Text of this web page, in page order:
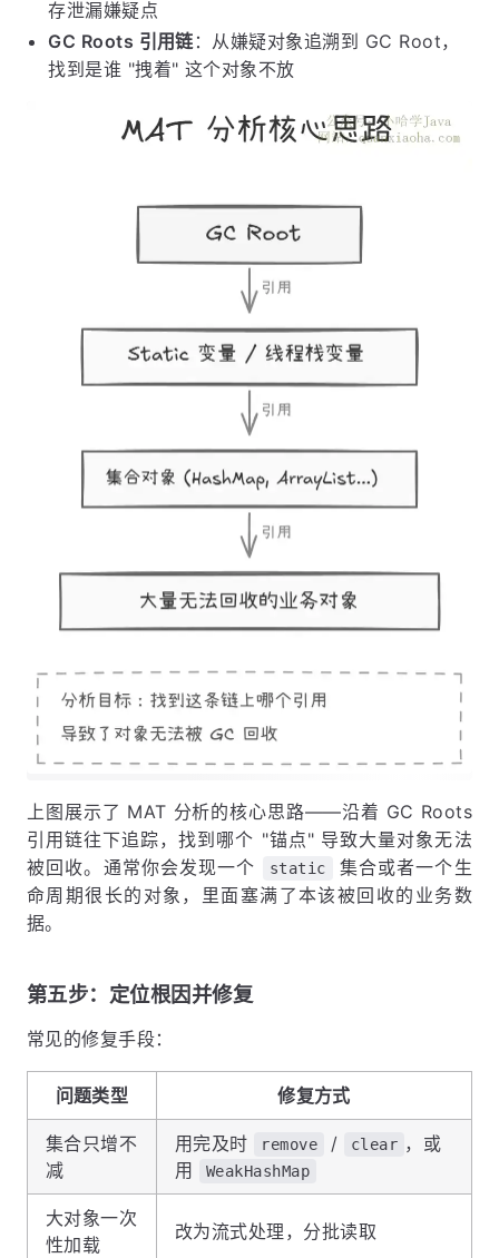
存泄漏嫌疑点
GC Roots 引用链 ：从嫌疑对象追溯到 GC Root，
找到是谁 "拽着" 这个对象不放
上图展示了 MAT 分析的核心思路——沿着 GC Roots
引用链往下追踪，找到哪个 "锚点" 导致大量对象无法
被回收。通常你会发现一个
static
集合或者一个生
命周期很长的对象，里面塞满了本该被回收的业务数
据。
第五步：定位根因并修复
常见的修复手段：
问题类型 修复方式
集合只增不
减
用完及时 remove / clear ，或
用
WeakHashMap
大对象一次
性加载
改为流式处理，分批读取